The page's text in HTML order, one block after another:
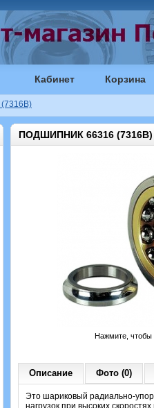
Кабинет Корзина
ПОДШИПНИК 66316 (7316B)
Нажмите, чтобы
Описание Фото (0)
Это шариковый радиально-
нагрузок при высоких